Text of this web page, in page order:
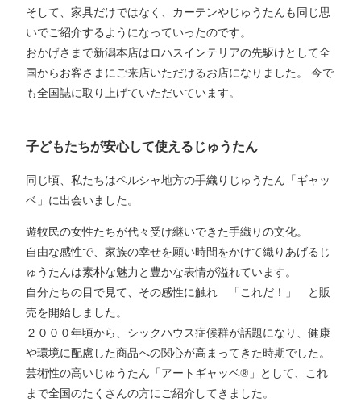
そして、家具だけではなく、カーテンやじゅうたんも同じ思
いでご紹介するようになっていったのです。
おかげさまで新潟本店はロハスインテリアの先駆けとして全
国からお客さまにご来店いただけるお店になりました。 今で
も全国誌に取り上げていただいています。
子どもたちが安心して使えるじゅうたん
同じ頃、私たちはペルシャ地方の手織りじゅうたん「ギャッ
ベ」に出会いました。
遊牧民の女性たちが代々受け継いできた手織りの文化。
自由な感性で、家族の幸せを願い時間をかけて織りあげるじ
ゅうたんは素朴な魅力と豊かな表情が溢れています。
自分たちの目で見て、その感性に触れ 「これだ！」 と販
売を開始しました。
２０００年頃から、シックハウス症候群が話題になり、健康
や環境に配慮した商品への関心が高まってきた時期でした。
芸術性の高いじゅうたん「アートギャッベ®」として、これ
まで全国のたくさんの方にご紹介してきました。